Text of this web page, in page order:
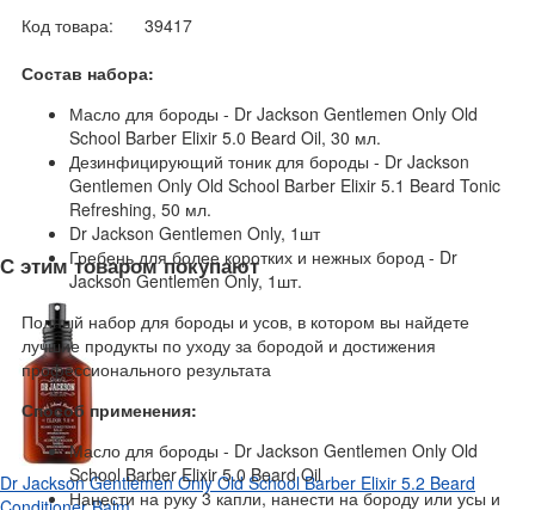
Код товара:
39417
Состав набора:
Масло для бороды - Dr Jackson Gentlemen Only Old
School Barber Elixir 5.0 Beard Oil, 30 мл.
Дезинфицирующий тоник для бороды - Dr Jackson
Gentlemen Only Old School Barber Elixir 5.1 Beard Tonic
Refreshing, 50 мл.
Dr Jackson Gentlemen Only, 1шт
Гребень для более коротких и нежных бород - Dr
Jackson Gentlemen Only, 1шт.
Полный набор для бороды и усов, в котором вы найдете
лучшие продукты по уходу за бородой и достижения
профессионального результата
Способ применения:
Масло для бороды - Dr Jackson Gentlemen Only Old
School Barber Elixir 5.0 Beard Oil
Нанести на руку 3 капли, нанести на бороду или усы и
С этим товаром покупают
Dr Jackson Gentlemen Only Old School Barber Elixir 5.2 Beard